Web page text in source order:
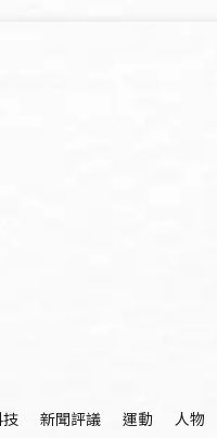
新聞評議 運動 人物